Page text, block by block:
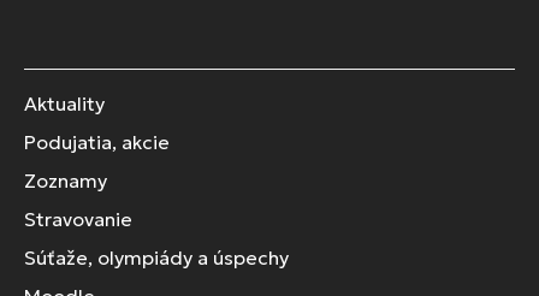
Aktuality
Podujatia, akcie
Zoznamy
Stravovanie
Súťaže, olympiády a úspechy